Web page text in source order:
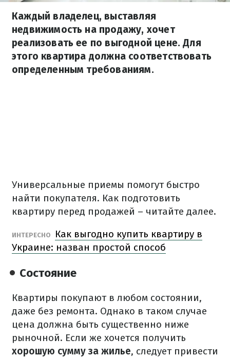
Каждый владелец, выставляя
недвижимость на продажу, хочет
реализовать ее по выгодной цене. Для
этого квартира должна соответствовать
определенным требованиям.
Универсальные приемы помогут быстро
найти покупателя. Как подготовить
квартиру перед продажей – читайте далее.
ИНТЕРЕСНО
Как выгодно купить квартиру в
Украине: назван простой способ
Состояние
Квартиры покупают в любом состоянии,
даже без ремонта. Однако в таком случае
цена должна быть существенно ниже
рыночной. Если же хочется получить
хорошую сумму за жилье, следует привести